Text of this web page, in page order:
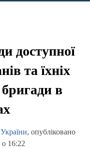
доступної
та їхніх
в
, опубліковано
о 16:22